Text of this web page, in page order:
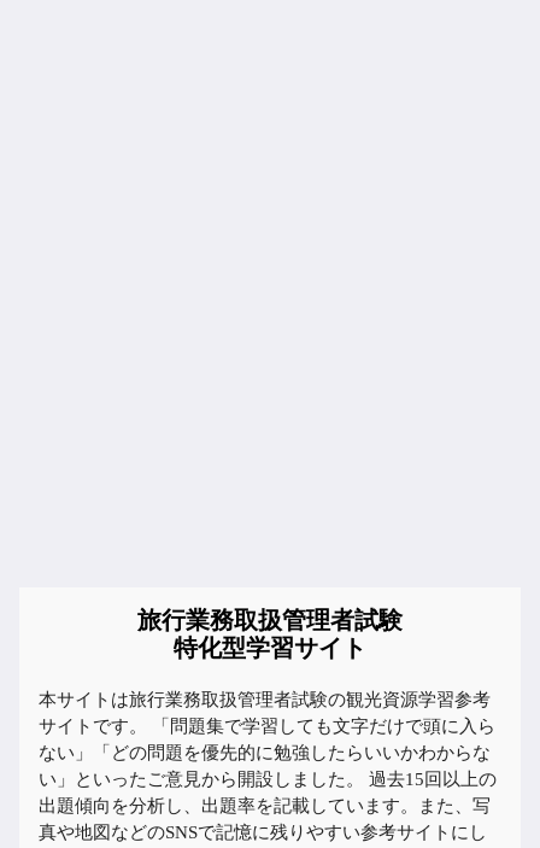
旅行業務取扱管理者試験
特化型学習サイト
本サイトは旅行業務取扱管理者試験の観光資源学習参考
サイトです。 「問題集で学習しても文字だけで頭に入ら
ない」「どの問題を優先的に勉強したらいいかわからな
い」といったご意見から開設しました。 過去15回以上の
出題傾向を分析し、出題率を記載しています。また、写
真や地図などのSNSで記憶に残りやすい参考サイトにし